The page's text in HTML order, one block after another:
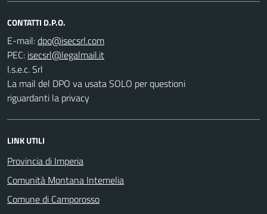
CONTATTI D.P.O.
E-mail:
PEC:
I.s.e.c. Srl
La mail del DPO va usata SOLO per questioni
riguardanti la privacy
LINK UTILI
Provincia di Imperia
Comunità Montana Intemelia
Comune di Camporosso